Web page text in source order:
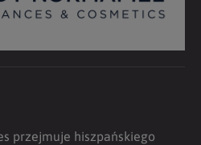
przejmuje hiszpańskiego